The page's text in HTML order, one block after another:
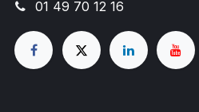
01 49 70 12 16